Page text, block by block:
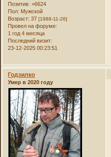
Позитив: +6624
Пол: Мужской
Возраст: 37[1988-11-26]
Провел на форуме:
1 год 4 месяца
Последний визит:
23-12-2025 00:23:51
Годзилко
Умер в 2020 году